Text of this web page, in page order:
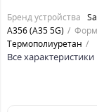
Бренд устройства
A356 (A35 5G)
Термополиуретан
Все характеристики